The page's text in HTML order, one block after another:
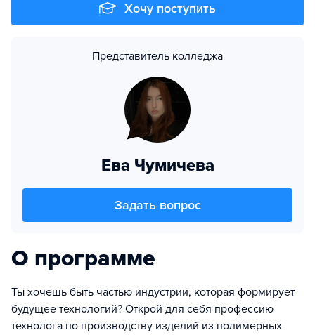
Хочу поступить
Представитель колледжа
Ева Чумичева
Задать вопрос
О программе
Ты хочешь быть частью индустрии, которая формирует
будущее технологий? Открой для себя профессию
технолога по производству изделий из полимерных